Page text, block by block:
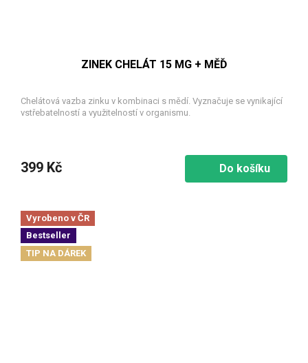
ZINEK CHELÁT 15 MG + MĚĎ
Chelátová vazba zinku v kombinaci s mědí. Vyznačuje se vynikající
vstřebatelností a využitelností v organismu.
399 Kč Do košíku
Vyrobeno v ČR
Bestseller
TIP NA DÁREK